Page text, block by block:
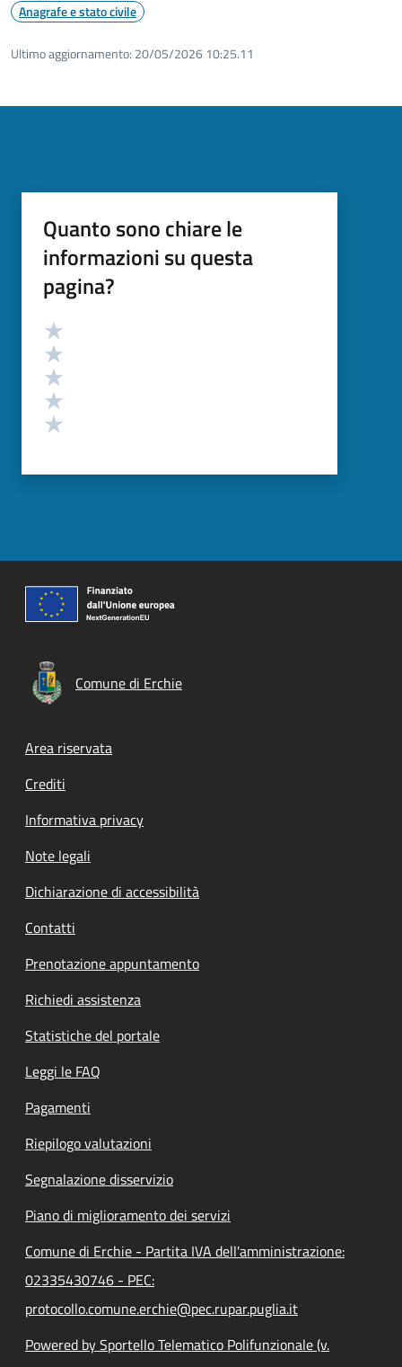
Anagrafe e stato civile
Ultimo aggiornamento: 20/05/2026 10:25.11
Quanto sono chiare le
informazioni su questa
pagina?
Valutazione
Comune di Erchie
Footer menu
Area riservata
Crediti
Informativa privacy
Note legali
Dichiarazione di accessibilità
Contatti
Prenotazione appuntamento
Richiedi assistenza
Statistiche del portale
Leggi le FAQ
Pagamenti
Riepilogo valutazioni
Segnalazione disservizio
Piano di miglioramento dei servizi
Comune di Erchie - Partita IVA dell'amministrazione:
02335430746 - PEC:
protocollo.comune.erchie@pec.rupar.puglia.it
Powered by Sportello Telematico Polifunzionale (v.